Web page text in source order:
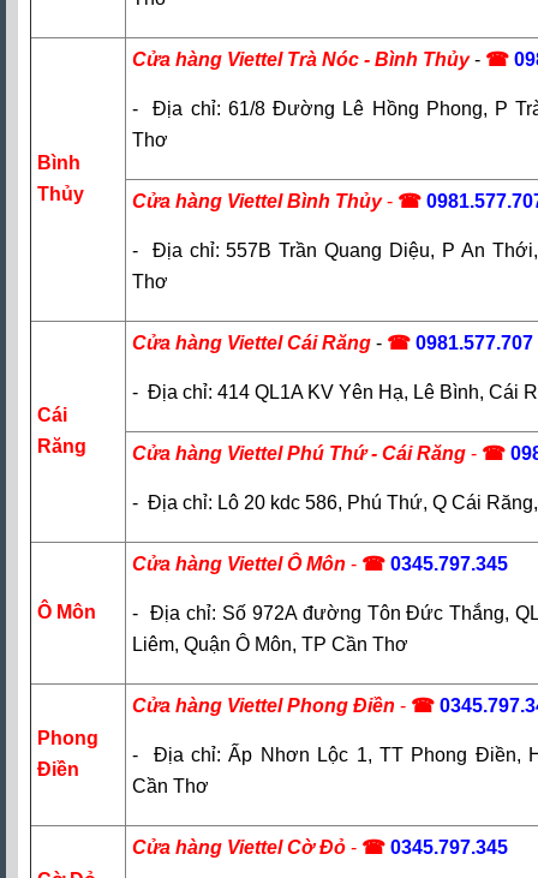
Bình
Thủy
Cửa hàng Viettel Trà Nóc - Bình Thủy- ☎
- Địa chỉ: 61/8 Đường Lê Hồng Phong, P
Thơ
Cửa hàng Viettel Bình Thủy - ☎
- Địa chỉ: 557B Trần Quang Diệu, P An
Thơ
Cái
Răng
Cửa hàng Viettel Cái Răng - ☎ 0981.577.707
- Địa chỉ: 414 QL1A KV Yên Hạ, Lê Bình, Cái
Cửa hàng Viettel Phú Thứ - Cái Răng - ☎
- Địa chỉ: Lô 20 kdc 586, Phú Thứ, Q Cái
Ô Môn
Cửa hàng Viettel Ô Môn - ☎ 0345.797.345
- Địa chỉ: Số 972A đường Tôn Đức Thắng,
Liêm, Quận Ô Môn, TP Cần Thơ
Phong
Điền
Cửa hàng Viettel Phong Điền - ☎
- Địa chỉ: Ấp Nhơn Lộc 1, TT Phong Điền,
Cần Thơ
Cửa hàng Viettel Cờ Đỏ - ☎ 0345.797.345